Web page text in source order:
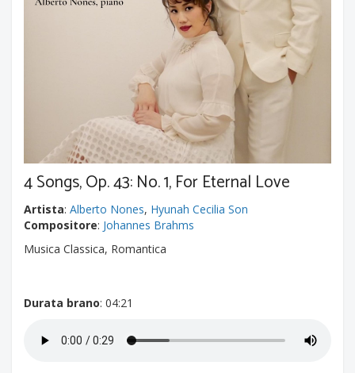
4 Songs, Op. 43: No. 1, For Eternal Love
Artista: Alberto Nones, Hyunah Cecilia Son
Compositore: Johannes Brahms
Musica Classica, Romantica
Durata brano: 04:21